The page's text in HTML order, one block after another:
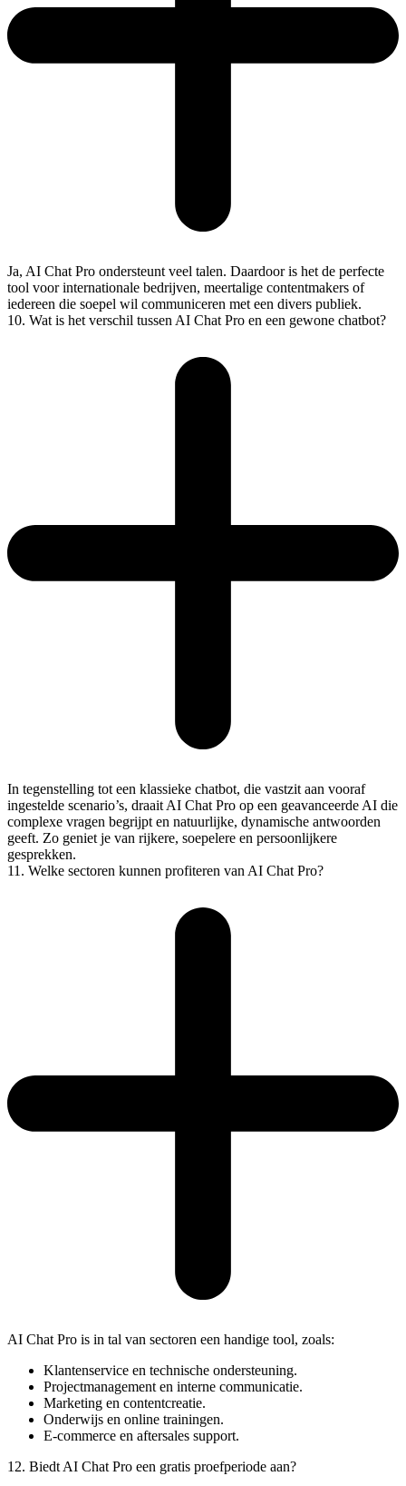
Ja, AI Chat Pro ondersteunt veel talen. Daardoor is het de perfecte
tool voor internationale bedrijven, meertalige contentmakers of
iedereen die soepel wil communiceren met een divers publiek.
10. Wat is het verschil tussen AI Chat Pro en een gewone chatbot?
In tegenstelling tot een klassieke chatbot, die vastzit aan vooraf
ingestelde scenario’s, draait AI Chat Pro op een geavanceerde AI die
complexe vragen begrijpt en natuurlijke, dynamische antwoorden
geeft. Zo geniet je van rijkere, soepelere en persoonlijkere
gesprekken.
11. Welke sectoren kunnen profiteren van AI Chat Pro?
AI Chat Pro is in tal van sectoren een handige tool, zoals:
Klantenservice en technische ondersteuning.
Projectmanagement en interne communicatie.
Marketing en contentcreatie.
Onderwijs en online trainingen.
E-commerce en aftersales support.
12. Biedt AI Chat Pro een gratis proefperiode aan?